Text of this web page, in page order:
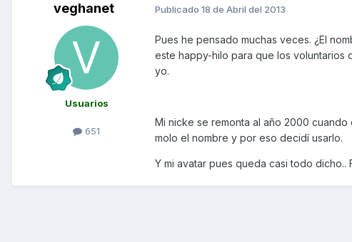
veghanet
Usuarios
651
Publicado 18 de Abril del 2013
Pues he pensado muchas veces. ¿El
este happy-hilo para que los voluntarios
yo.
Mi nicke se remonta al año 2000
molo el nombre y por eso decidí usarlo.
Y mi avatar pues queda casi todo dicho..